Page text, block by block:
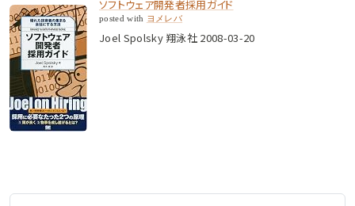
ソフトウェア開発者採用ガイド
posted with ヨメレバ
Joel Spolsky 翔泳社 2008-03-20